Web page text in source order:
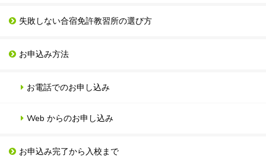
失敗しない合宿免許教習所の選び方
お申込み方法
お電話でのお申し込み
Web からのお申し込み
お申込み完了から入校まで